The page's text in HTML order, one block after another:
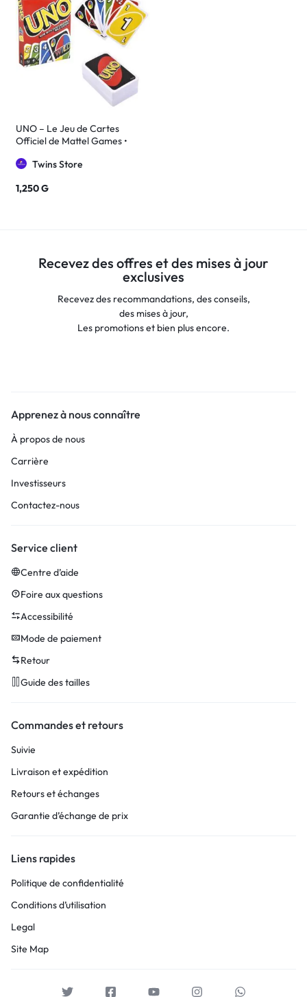
UNO – Le Jeu de Cartes
Officiel de Mattel Games •
AmisTwins Store
1,250G
Recevez des offres et des mises à jour
exclusives
Recevez des recommandations, des conseils,
des mises à jour,
Les promotions et bien plus encore.
Apprenez à nous connaître
À propos de nous
Carrière
Investisseurs
Contactez-nous
Service client
Centre d’aide
Foire aux questions
Accessibilité
Mode de paiement
Retour
Guide des tailles
Commandes et retours
Suivie
Livraison et expédition
Retours et échanges
Garantie d’échange de prix
Liens rapides
Politique de confidentialité
Conditions d’utilisation
Legal
Site Map